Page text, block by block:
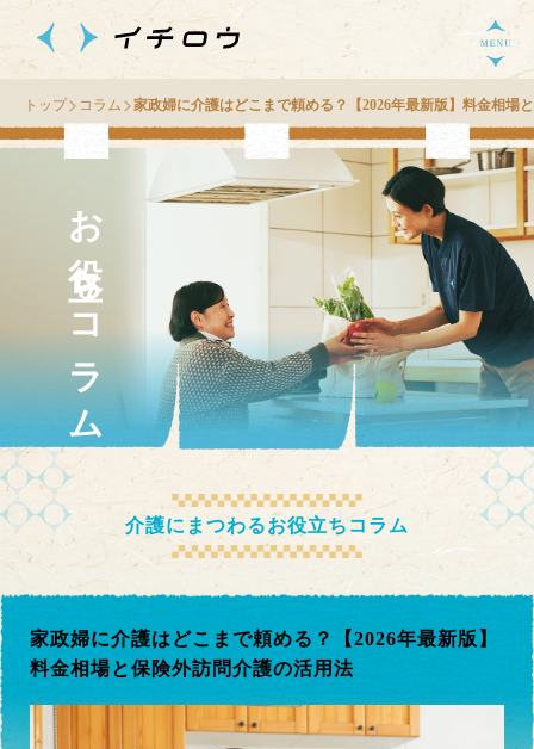
トップ コラム 家政婦に介護はどこまで頼める？【2026年最新版】料金相場
お役立ちコラム
介護にまつわるお役立ちコラム
家政婦に介護はどこまで頼める？【2026年最新版】
料金相場と保険外訪問介護の活用法